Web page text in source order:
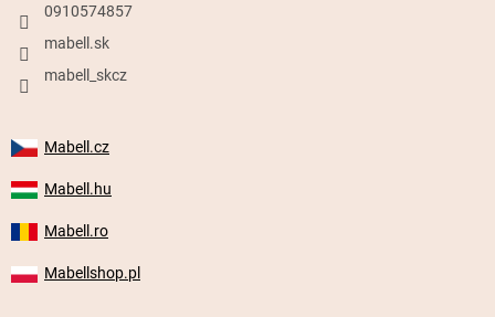
0910574857
mabell.sk
mabell_skcz
Mabell.cz
Mabell.hu
Mabell.ro
Mabellshop.pl